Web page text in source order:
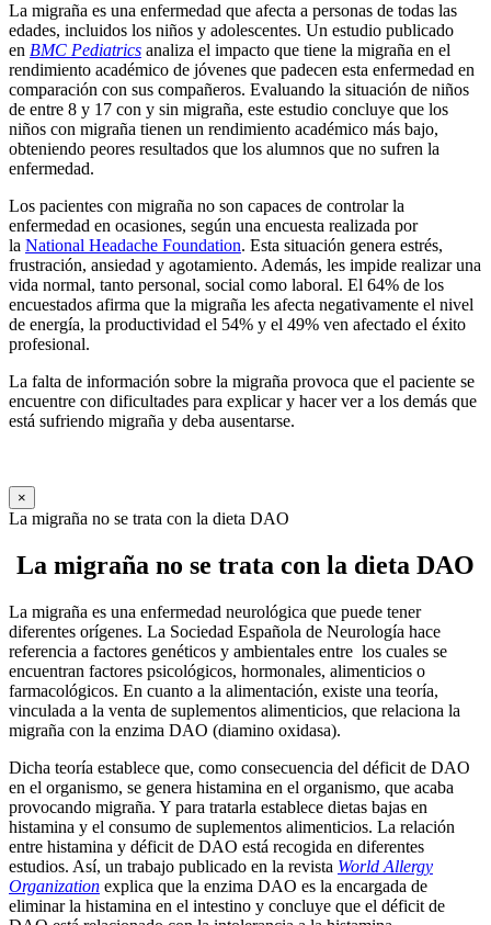
La migraña es una enfermedad que afecta a personas de todas las
edades, incluidos los niños y adolescentes. Un estudio publicado
en BMC Pediatrics analiza el impacto que tiene la migraña en el
rendimiento académico de jóvenes que padecen esta enfermedad en
comparación con sus compañeros. Evaluando la situación de niños
de entre 8 y 17 con y sin migraña, este estudio concluye que los
niños con migraña tienen un rendimiento académico más bajo,
obteniendo peores resultados que los alumnos que no sufren la
enfermedad.
Los pacientes con migraña no son capaces de controlar la
enfermedad en ocasiones, según una encuesta realizada por
la National Headache Foundation. Esta situación genera estrés,
frustración, ansiedad y agotamiento. Además, les impide realizar una
vida normal, tanto personal, social como laboral. El 64% de los
encuestados afirma que la migraña les afecta negativamente el nivel
de energía, la productividad el 54% y el 49% ven afectado el éxito
profesional.
La falta de información sobre la migraña provoca que el paciente se
encuentre con dificultades para explicar y hacer ver a los demás que
está sufriendo migraña y deba ausentarse.
×
La migraña no se trata con la dieta DAO
La migraña no se trata con la dieta DAO
La migraña es una enfermedad neurológica que puede tener
diferentes orígenes. La Sociedad Española de Neurología hace
referencia a factores genéticos y ambientales entre los cuales se
encuentran factores psicológicos, hormonales, alimenticios o
farmacológicos. En cuanto a la alimentación, existe una teoría,
vinculada a la venta de suplementos alimenticios, que relaciona la
migraña con la enzima DAO (diamino oxidasa).
Dicha teoría establece que, como consecuencia del déficit de DAO
en el organismo, se genera histamina en el organismo, que acaba
provocando migraña. Y para tratarla establece dietas bajas en
histamina y el consumo de suplementos alimenticios. La relación
entre histamina y déficit de DAO está recogida en diferentes
estudios. Así, un trabajo publicado en la revista World Allergy
Organization explica que la enzima DAO es la encargada de
eliminar la histamina en el intestino y concluye que el déficit de